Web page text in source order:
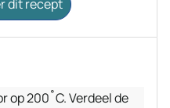
dit recept
op 200˚C. Verdeel de